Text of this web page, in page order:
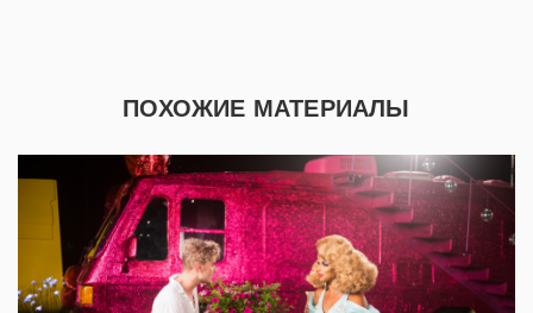
ПОХОЖИЕ МАТЕРИАЛЫ